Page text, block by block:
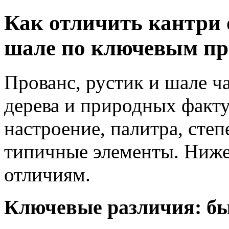
Как отличить кантри
шале по ключевым
Прованс, рустик и шале
дерева и природных
настроение, палитра,
типичные элементы.
отличиям.
Ключевые различия: